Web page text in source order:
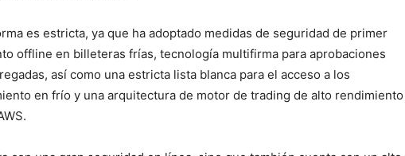
es estricta, ya que ha adoptado medidas de seguridad de primer
offline en billeteras frías, tecnología multifirma para aprobaciones
así como una estricta lista blanca para el acceso a los
en frío y una arquitectura de motor de trading de alto rendimiento